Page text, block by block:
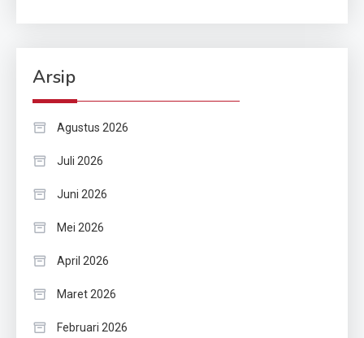
Arsip
Agustus 2026
Juli 2026
Juni 2026
Mei 2026
April 2026
Maret 2026
Februari 2026